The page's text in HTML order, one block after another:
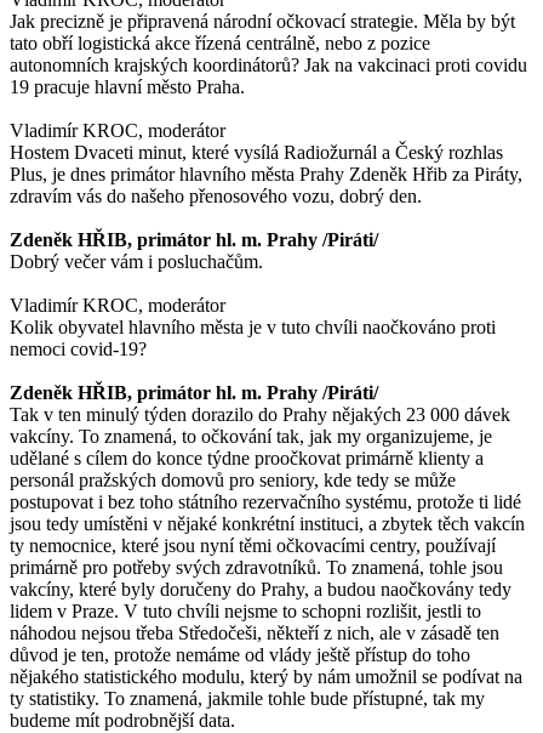
Jak precizně je připravená národní očkovací strategie. Měla by být
tato obří logistická akce řízená centrálně, nebo z pozice
autonomních krajských koordinátorů? Jak na vakcinaci proti covidu
19 pracuje hlavní město Praha.
Vladimír KROC, moderátor
Hostem Dvaceti minut, které vysílá Radiožurnál a Český rozhlas
Plus, je dnes primátor hlavního města Prahy Zdeněk Hřib za Piráty,
zdravím vás do našeho přenosového vozu, dobrý den.
Zdeněk HŘIB, primátor hl. m. Prahy /Piráti/
Dobrý večer vám i posluchačům.
Vladimír KROC, moderátor
Kolik obyvatel hlavního města je v tuto chvíli naočkováno proti
nemoci covid-19?
Zdeněk HŘIB, primátor hl. m. Prahy /Piráti/
Tak v ten minulý týden dorazilo do Prahy nějakých 23 000 dávek
vakcíny. To znamená, to očkování tak, jak my organizujeme, je
udělané s cílem do konce týdne proočkovat primárně klienty a
personál pražských domovů pro seniory, kde tedy se může
postupovat i bez toho státního rezervačního systému, protože ti lidé
jsou tedy umístěni v nějaké konkrétní instituci, a zbytek těch vakcín
ty nemocnice, které jsou nyní těmi očkovacími centry, používají
primárně pro potřeby svých zdravotníků. To znamená, tohle jsou
vakcíny, které byly doručeny do Prahy, a budou naočkovány tedy
lidem v Praze. V tuto chvíli nejsme to schopni rozlišit, jestli to
náhodou nejsou třeba Středočeši, někteří z nich, ale v zásadě ten
důvod je ten, protože nemáme od vlády ještě přístup do toho
nějakého statistického modulu, který by nám umožnil se podívat na
ty statistiky. To znamená, jakmile tohle bude přístupné, tak my
budeme mít podrobnější data.